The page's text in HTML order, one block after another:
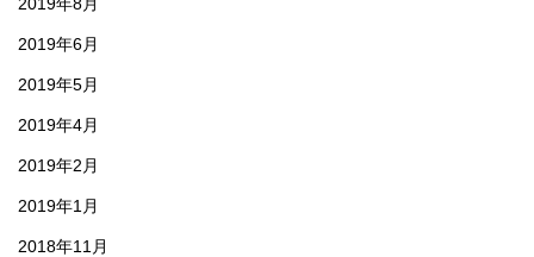
2019年6月
2019年5月
2019年4月
2019年2月
2019年1月
2018年11月